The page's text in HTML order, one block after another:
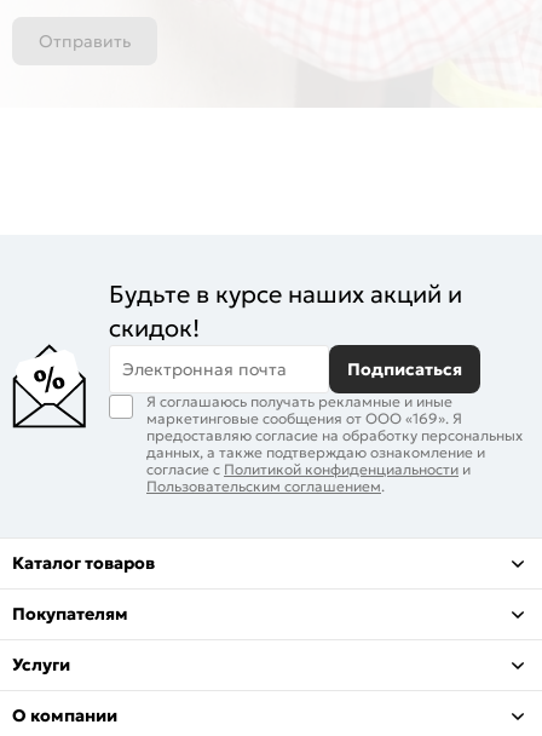
Отправить
Будьте в курсе наших акций и
скидок!
Электронная почта Подписаться
Я соглашаюсь получать рекламные и иные
маркетинговые сообщения от ООО «169». Я
предоставляю согласие на обработку персональных
данных, а также подтверждаю ознакомление и
согласие с Политикой конфиденциальности и
Пользовательским соглашением.
Каталог товаров
Покупателям
Услуги
О компании